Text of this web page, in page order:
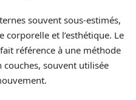
souvent sous-estimés,
corporelle et l’esthétique. Le
fait référence à une méthode
souvent utilisée